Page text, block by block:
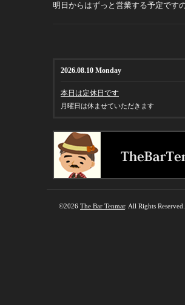
明日からはずっと営業する予定です
2026.08.10 Monday
本日は定休日です
月曜日は休ませていただきます
©2026 The Bar Tenmar. All Rights Reserved.